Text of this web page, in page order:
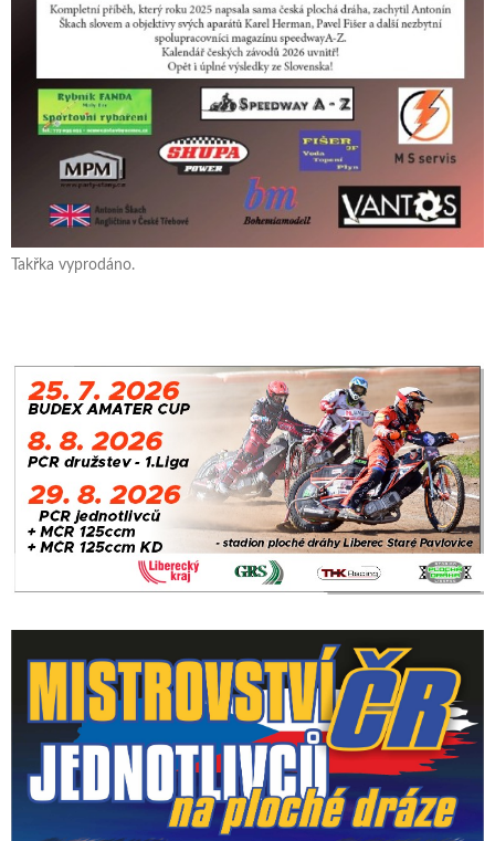
Takřka vyprodáno.